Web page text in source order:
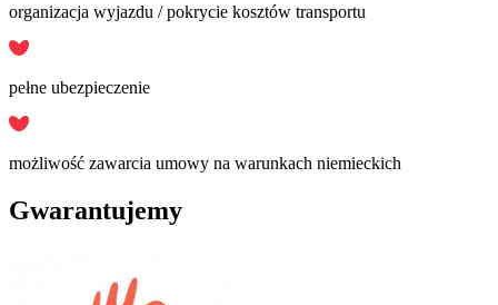
organizacja wyjazdu / pokrycie kosztów transportu
pełne ubezpieczenie
możliwość zawarcia umowy na warunkach niemieckich
Gwarantujemy